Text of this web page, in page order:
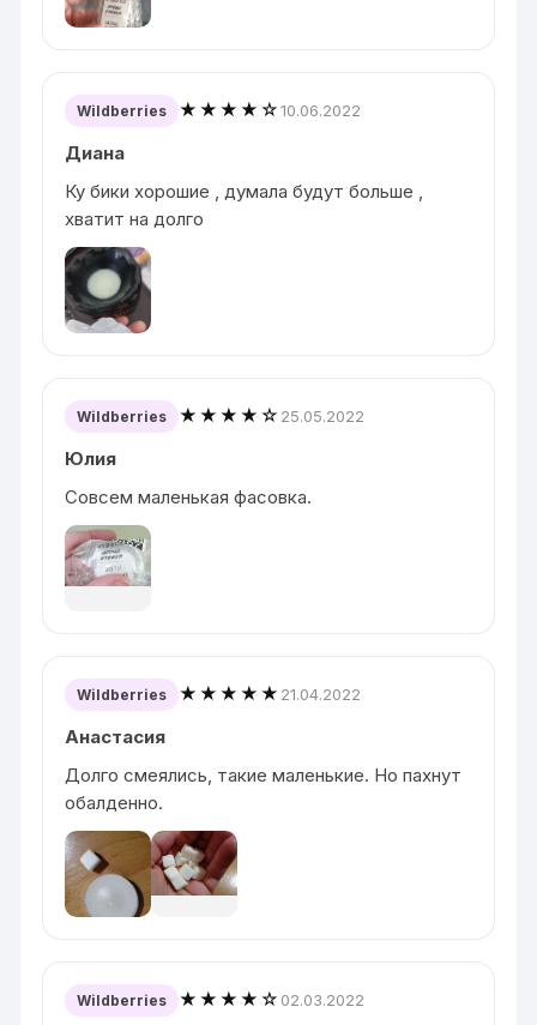
Wildberries ★★★★☆10.06.2022
Диана
Ку бики хорошие , думала будут больше ,
хватит на долго
Wildberries ★★★★☆ 25.05.2022
Юлия
Совсем маленькая фасовка.
Wildberries ★★★★★ 21.04.2022
Анастасия
Долго смеялись, такие маленькие. Но пахнут
обалденно.
Wildberries ★★★★☆ 02.03.2022